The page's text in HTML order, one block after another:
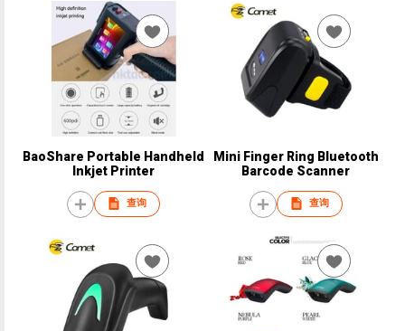
BaoShare Portable Handheld
Inkjet Printer
查询
Mini Finger Ring Bluetooth
Barcode Scanner
查询